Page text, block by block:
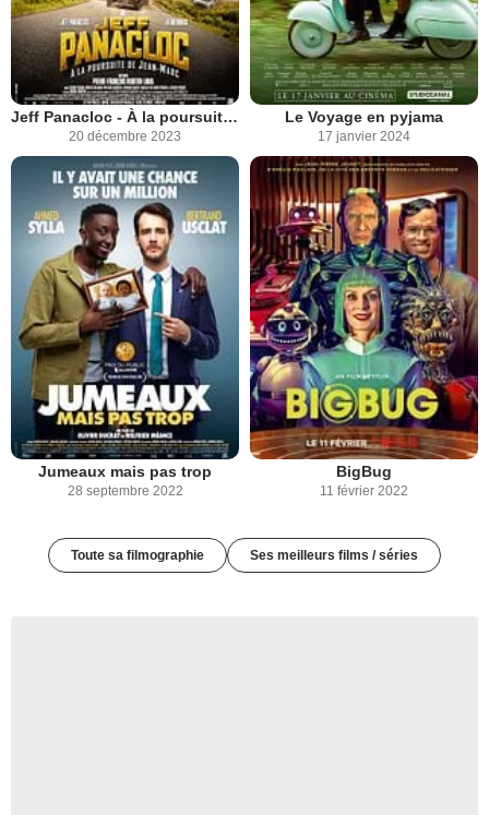
Jeff Panacloc - À la poursuite de Jean-Marc
20 décembre 2023
Le Voyage en pyjama
17 janvier 2024
Jumeaux mais pas trop
28 septembre 2022
BigBug
11 février 2022
Toute sa filmographie Ses meilleurs films / séries